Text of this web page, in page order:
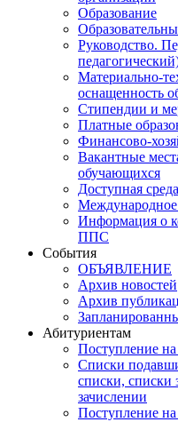
Образование
Руководство.
Материально-
оснащенность
Стипендии и
Платные
Финансово-
Вакантные
обучающихся
Доступная среда
Международное
Информация о
ППС
События
ОБЪЯВЛЕНИЕ
Архив новостей
Архив
Абитуриентам
Поступление на
Списки
списки, списки
зачислении
Поступление на